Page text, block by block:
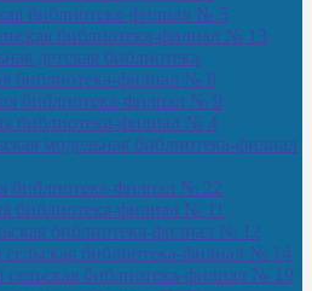
библиотека-филиал № 5
библиотека-филиал № 13
детская библиотека
библиотека-филиал № 8
библиотека-филиал № 9
библиотека-филиал № 4
модельная библиотека-филиал
библиотека-филиал № 22
библиотека-филиал № 11
библиотека-филиал № 12
библиотека-филиал № 14
сельская библиотека-филиал № 19